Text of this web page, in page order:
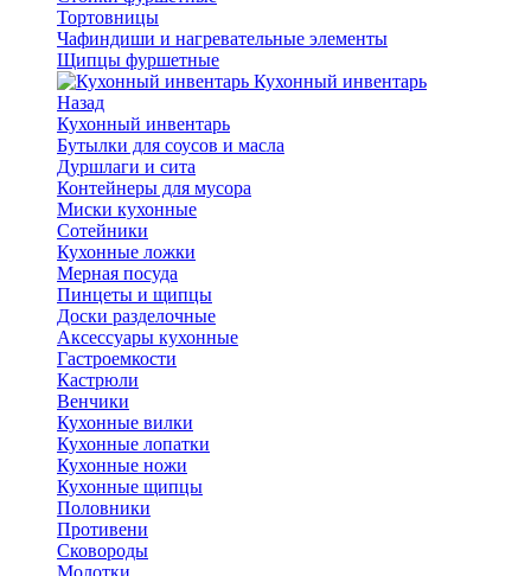
Тортовницы
Чафиндиши и нагревательные элементы
Щипцы фуршетные
Кухонный инвентарь
Назад
Кухонный инвентарь
Бутылки для соусов и масла
Дуршлаги и сита
Контейнеры для мусора
Миски кухонные
Сотейники
Кухонные ложки
Мерная посуда
Пинцеты и щипцы
Доски разделочные
Аксессуары кухонные
Гастроемкости
Кастрюли
Венчики
Кухонные вилки
Кухонные лопатки
Кухонные ножи
Кухонные щипцы
Половники
Противени
Сковороды
Молотки